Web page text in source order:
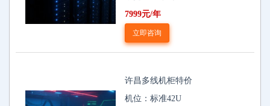
7999元/年
立即咨询
许昌多线机柜特价
机位：标准42U